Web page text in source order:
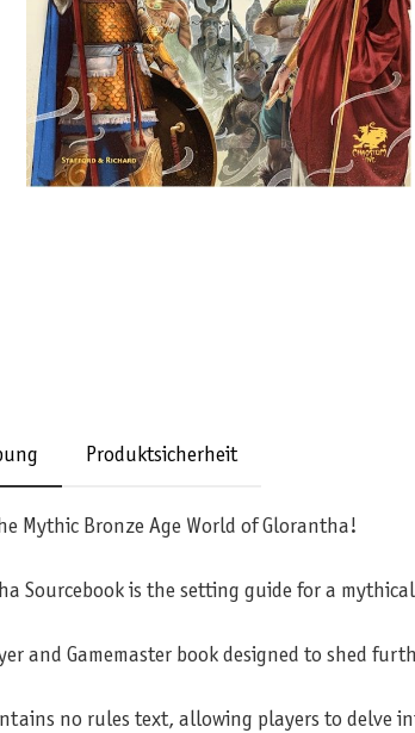
Produktsicherheit
Mythic Bronze Age World of Glorantha!
Sourcebook is the setting guide for a
and Gamemaster book designed to shed
no rules text, allowing players to delve